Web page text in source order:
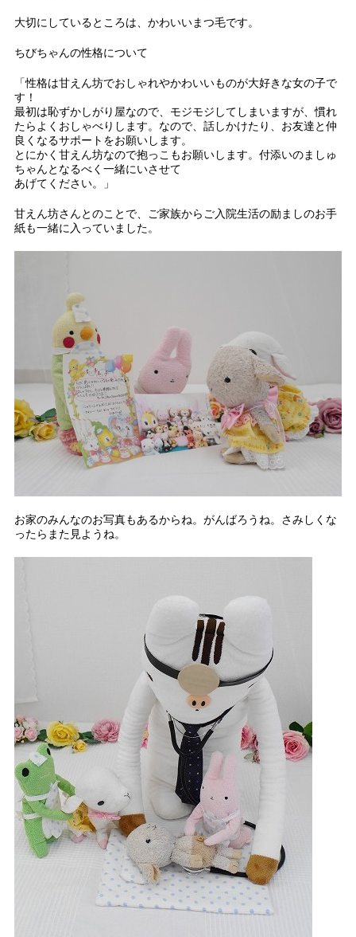
大切にしているところは、かわいいまつ毛です。
ちびちゃんの性格について
「性格は甘えん坊でおしゃれやかわいいものが大好きな女の子で
す！
最初は恥ずかしがり屋なので、モジモジしてしまいますが、慣れ
たらよくおしゃべりします。なので、話しかけたり、お友達と仲
良くなるサポートをお願いします。
とにかく甘えん坊なので抱っこもお願いします。付添いのましゅ
ちゃんとなるべく一緒にいさせて
あげてください。」
甘えん坊さんとのことで、ご家族からご入院生活の励ましのお手
紙も一緒に入っていました。
お家のみんなのお写真もあるからね。がんばろうね。さみしくな
ったらまた見ようね。